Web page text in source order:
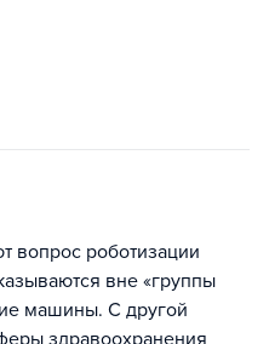
вопрос роботизации
вне «группы
машины. С другой
здравоохранения